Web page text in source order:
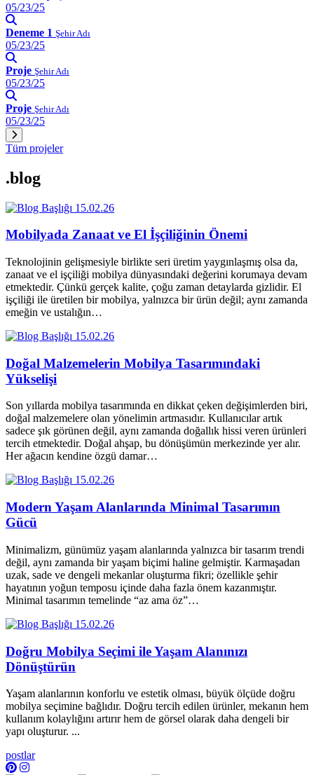
05/23/25
Deneme 1 Şehir Adı
05/23/25
Proje Şehir Adı
05/23/25
Proje Şehir Adı
05/23/25
Tüm projeler
.blog
15.02.26
Mobilyada Zanaat ve El İşçiliğinin Önemi
Teknolojinin gelişmesiyle birlikte seri üretim yaygınlaşmış olsa da,
zanaat ve el işçiliği mobilya dünyasındaki değerini korumaya devam
etmektedir. Çünkü gerçek kalite, çoğu zaman detaylarda gizlidir. El
işçiliği ile üretilen bir mobilya, yalnızca bir ürün değil; aynı zamanda
emeğin ve ustalığın…
15.02.26
Doğal Malzemelerin Mobilya Tasarımındaki
Yükselişi
Son yıllarda mobilya tasarımında en dikkat çeken değişimlerden biri,
doğal malzemelere olan yönelimin artmasıdır. Kullanıcılar artık
sadece şık görünen değil, aynı zamanda doğallık hissi veren ürünleri
tercih etmektedir. Doğal ahşap, bu dönüşümün merkezinde yer alır.
Her ağacın kendine özgü damar…
15.02.26
Modern Yaşam Alanlarında Minimal Tasarımın
Gücü
Minimalizm, günümüz yaşam alanlarında yalnızca bir tasarım trendi
değil, aynı zamanda bir yaşam biçimi haline gelmiştir. Karmaşadan
uzak, sade ve dengeli mekanlar oluşturma fikri; özellikle şehir
hayatının yoğun temposu içinde daha fazla önem kazanmıştır.
Minimal tasarımın temelinde “az ama öz”…
15.02.26
Doğru Mobilya Seçimi ile Yaşam Alanınızı
Dönüştürün
Yaşam alanlarının konforlu ve estetik olması, büyük ölçüde doğru
mobilya seçimine bağlıdır. Doğru tercih edilen ürünler, mekanın hem
kullanım kolaylığını artırır hem de görsel olarak daha dengeli bir
yapı oluşturur. ...
postlar